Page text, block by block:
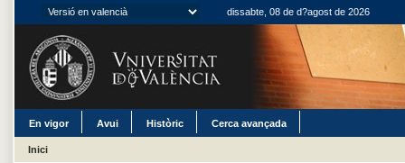
dissabte, 08 de d?agost de 2026
En vigor Avui Històric Cerca avançada
Inici